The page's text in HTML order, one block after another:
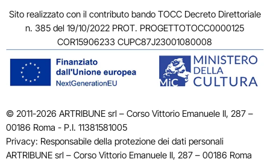
Sito realizzato con il contributo bando TOCC Decreto Direttoriale
n. 385 del 19/10/2022 PROT. PROGETTOTOCC0000125
COR15906233 CUPC87J23001080008
© 2011-2026 ARTRIBUNE srl – Corso Vittorio Emanuele II, 287 –
00186 Roma - P.I. 11381581005
Privacy: Responsabile della protezione dei dati personali
ARTRIBUNE srl – Corso Vittorio Emanuele II, 287 – 00186 Roma